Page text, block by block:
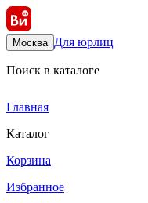
Москва Для юрлиц
Поиск в каталоге
Главная
Каталог
Корзина
Избранное